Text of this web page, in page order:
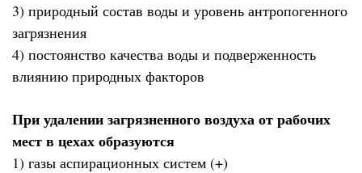
3) природный состав воды и уровень антропогенного
загрязнения
4) постоянство качества воды и подверженность
влиянию природных факторов
При удалении загрязненного воздуха от рабочих
мест в цехах образуются
1) газы аспирационных систем (+)